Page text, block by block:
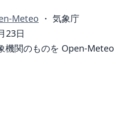
Meteo ・ 気象庁
23日
機関のものを Open-Meteo